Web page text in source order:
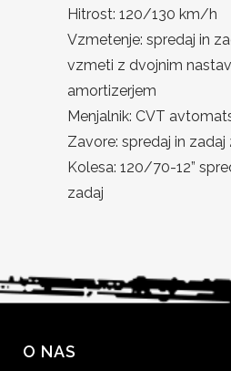
Hitrost: 120/130 km/h
Vzmetenje: spredaj in
vzmeti z dvojnim
amortizerjem
Menjalnik: CVT
Zavore: spredaj in
Kolesa: 120/70-12”
zadaj
O NAS